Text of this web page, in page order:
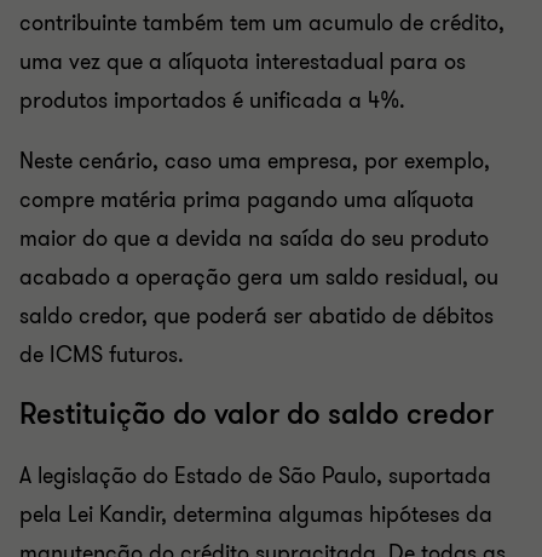
contribuinte também tem um acumulo de crédito,
uma vez que a alíquota interestadual para os
produtos importados é unificada a 4%.
Neste cenário, caso uma empresa, por exemplo,
compre matéria prima pagando uma alíquota
maior do que a devida na saída do seu produto
acabado a operação gera um saldo residual, ou
saldo credor, que poderá ser abatido de débitos
de ICMS futuros.
Restituição do valor do saldo credor
A legislação do Estado de São Paulo, suportada
pela Lei Kandir, determina algumas hipóteses da